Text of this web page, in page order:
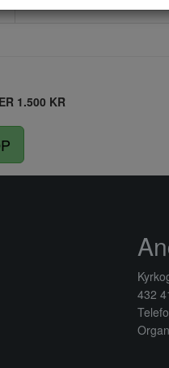
1.500 KR
432